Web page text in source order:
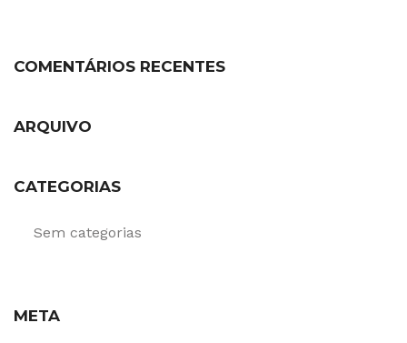
COMENTÁRIOS RECENTES
ARQUIVO
CATEGORIAS
Sem categorias
META